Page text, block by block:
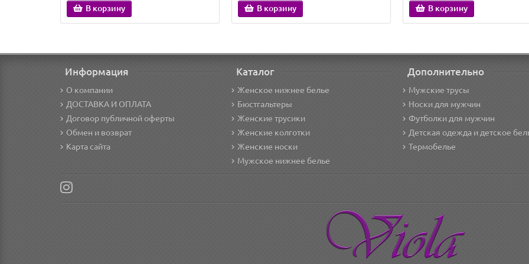
В корзину В корзину В корзину
Информация
О компании
ДОСТАВКА И ОПЛАТА
Договор публичной оферты
Обмен и возврат
Карта сайта
Каталог
Женское нижнее белье
Бюстгальтеры
Женские трусики
Женские колготки
Женские носки
Мужское нижнее белье
Дополнительно
Мужские трусы
Носки для мужчин
Футболки для мужчин
Детская одежда и детское
Термобелье